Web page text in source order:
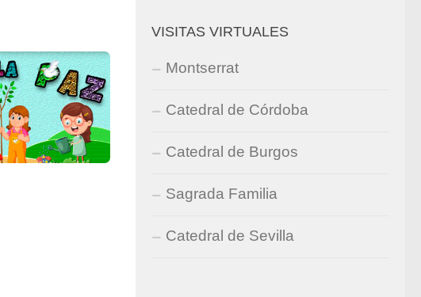
VISITAS VIRTUALES
Montserrat
Catedral de Córdoba
Catedral de Burgos
Sagrada Familia
Catedral de Sevilla